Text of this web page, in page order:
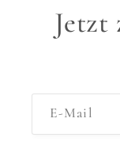
Jetzt
E-Mail